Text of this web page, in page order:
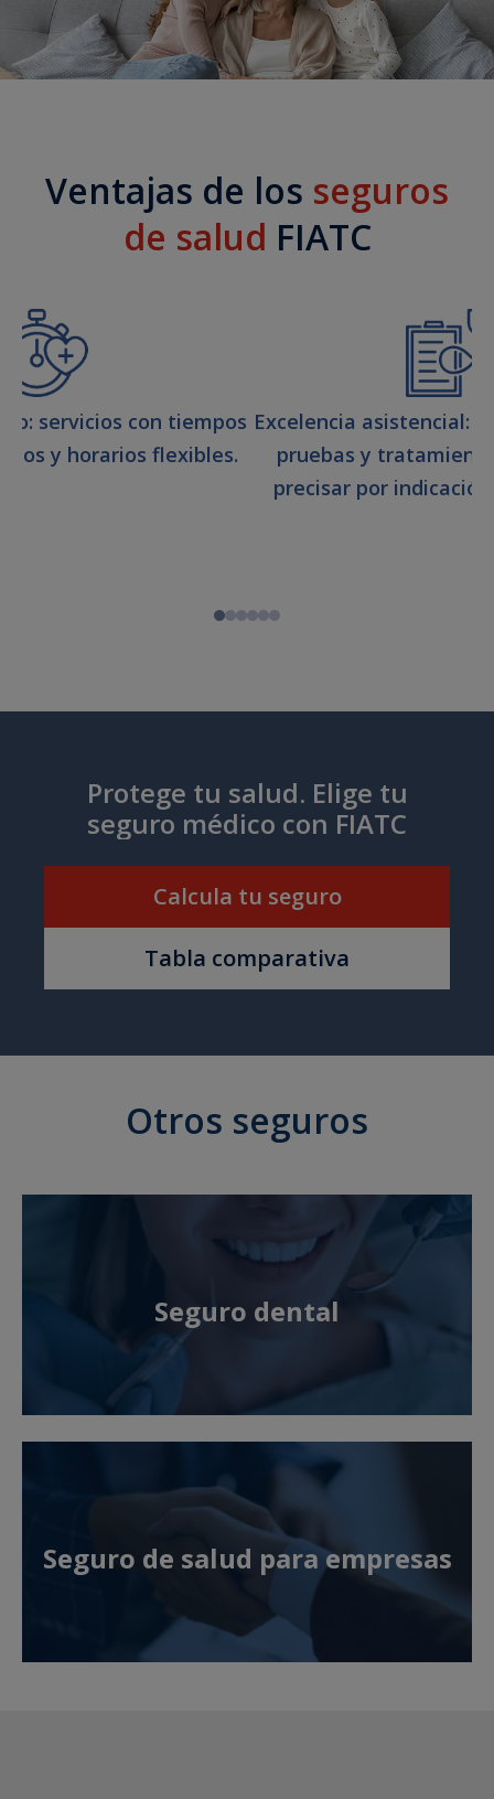
Ventajas de los seguros
de salud FIATC
servicios con tiempos
y horarios flexibles.
Excelencia asistencial:
pruebas y
precisar por
Protege tu salud. Elige tu
seguro médico con FIATC
Calcula tu seguro
Tabla comparativa
Otros seguros
Seguro dental
Seguro de salud para empresas